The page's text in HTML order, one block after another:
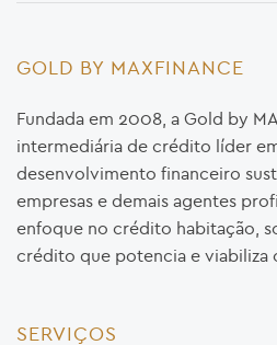
GOLD BY MAXFINANCE
Fundada em 2008, a Gold by
intermediária de crédito líder
desenvolvimento financeiro
empresas e demais agentes
enfoque no crédito habitação,
crédito que potencia e viabiliza
SERVIÇOS